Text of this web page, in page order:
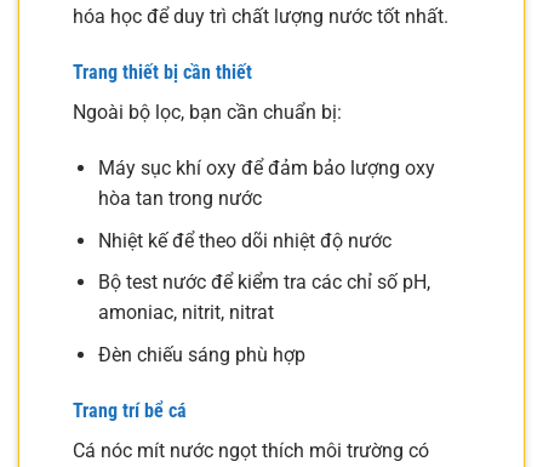
hóa học để duy trì chất lượng nước tốt nhất.
Trang thiết bị cần thiết
Ngoài bộ lọc, bạn cần chuẩn bị:
Máy sục khí oxy để đảm bảo lượng oxy
hòa tan trong nước
Nhiệt kế để theo dõi nhiệt độ nước
Bộ test nước để kiểm tra các chỉ số pH,
amoniac, nitrit, nitrat
Đèn chiếu sáng phù hợp
Trang trí bể cá
Cá nóc mít nước ngọt thích môi trường có